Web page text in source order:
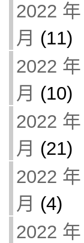
2022
月 (11)
2022
月 (10)
2022
月 (21)
2022
月 (4)
2022